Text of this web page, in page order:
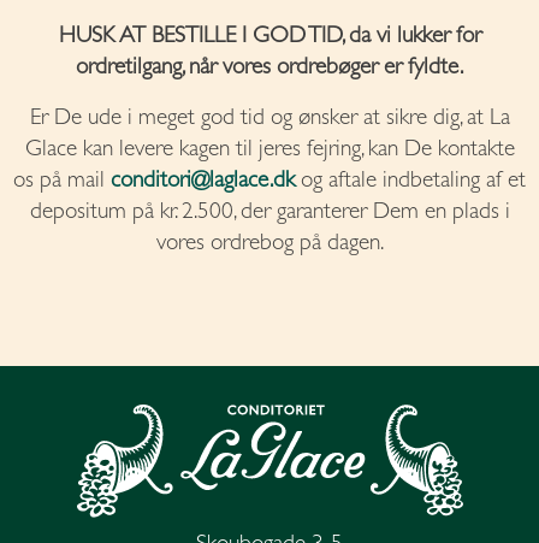
HUSK AT BESTILLE I GOD TID, da vi lukker for
ordretilgang, når vores ordrebøger er fyldte.
Er De ude i meget god tid og ønsker at sikre dig, at La
Glace kan levere kagen til jeres fejring, kan De kontakte
os på mail conditori@laglace.dkog aftale indbetaling af et
depositum på kr. 2.500, der garanterer Dem en plads i
vores ordrebog på dagen.